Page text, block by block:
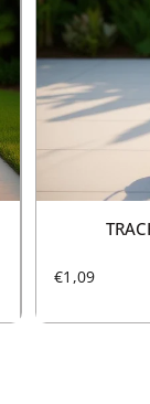
€1,09